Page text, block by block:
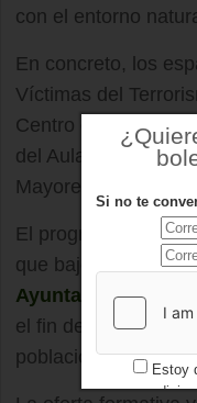
con el entorno
En concreto, los
Víctimas del
Centro de Mayores
del Aula
Mayores María de
El programa forma
que bajo el lema
Ayuntamiento de
el fin de favorecer
población en
Si no te
Estoy